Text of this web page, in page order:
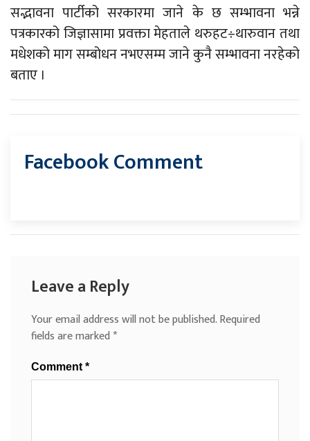
सद्भावना पार्टीको सरकारमा जाने के छ सम्भावना भन्ने
पत्रकारको जिज्ञासामा प्रवक्ता मेहताले थरुहट÷थारुवान तथा
मधेशको माग सम्बोधन नभएसम्म जाने कुनै सम्भावना नरहेको
बताए ।
Facebook Comment
Leave a Reply
Your email address will not be published.Required
fields are marked*
Comment *